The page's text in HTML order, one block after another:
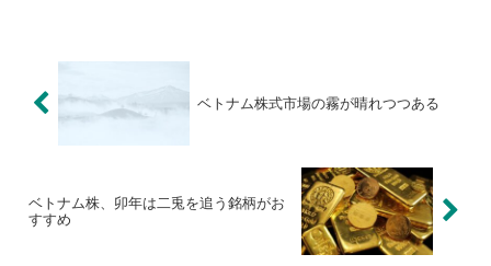
ベトナム株式市場の霧が晴れつつある
ベトナム株、卯年は二兎を追う銘柄がお
すすめ